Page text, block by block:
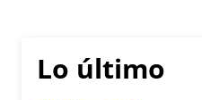
Lo último